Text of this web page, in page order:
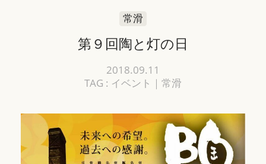
常滑
第９回陶と灯の日
2018.09.11
TAG : イベント ｜ 常滑